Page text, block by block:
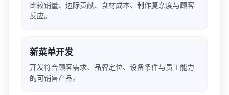
比较销量、边际贡献、食材成本、制作复杂度与顾客
反应。
新菜单开发
开发符合顾客需求、品牌定位、设备条件与员工能力
的可销售产品。